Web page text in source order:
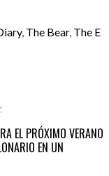
, The Bear, The E
EL PRÓXIMO VERANO
EN UN